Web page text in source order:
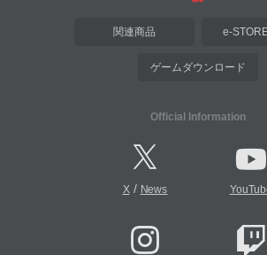
関連商品 e-
ゲームダウンロード
Official Information
X/ News